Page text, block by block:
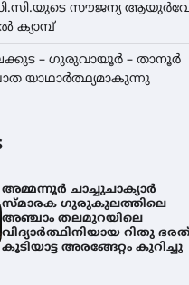
സൗജന്യ
ക്യാമ്പ്
– ഗുരുവായൂർ – താനൂർ
യാഥാർത്ഥ്യമാകുന്നു
അമ്മന്നൂർ ചാച്ചുചാക്യാർ
സ്മാരക ഗുരുകുലത്തിലെ
അഞ്ചാം തലമുറയിലെ
വിദ്യാർത്ഥിനിയായ റിതു
കൂടിയാട്ട അരങ്ങേറ്റം കുറിച്ചു